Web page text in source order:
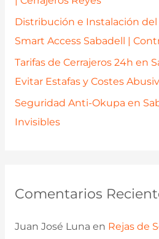
Distribución e Instalación
Smart Access Sabadell |
Tarifas de Cerrajeros 24h en
Evitar Estafas y Costes
Seguridad Anti-Okupa en
Invisibles
Comentarios
Juan José Luna en Rejas de